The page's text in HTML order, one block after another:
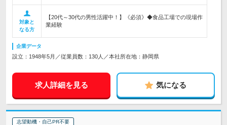
対象と
なる方
【20代～30代の男性活躍中！】《必須》◆食品工場での現場作
業経験
企業データ
設立：1948年5月／従業員数：130人／本社所在地：静岡県
求人詳細を見る 気になる
志望動機・自己PR不要